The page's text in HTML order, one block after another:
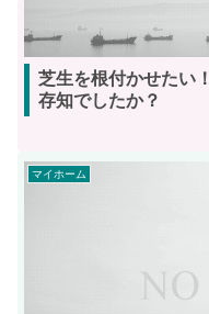
芝生を根付かせたい
存知でしたか？
マイホーム